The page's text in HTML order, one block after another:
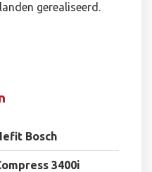
gerealiseerd.
Bosch
3400i